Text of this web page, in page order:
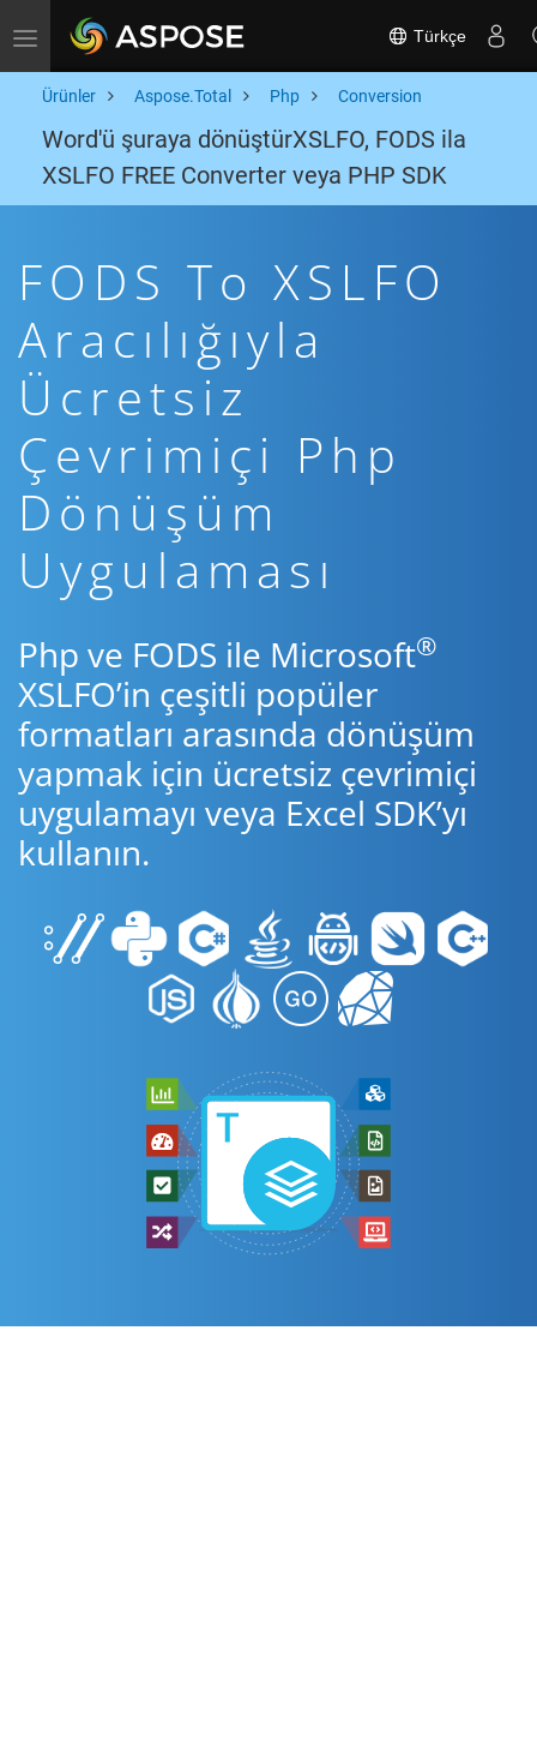
Toggle navigation Türkçe
Ürünler Aspose.Total Php Conversion
Word'ü şuraya dönüştürXSLFO, FODS ila
XSLFO FREE Converter veya PHP SDK
FODS To XSLFO
Aracılığıyla
Ücretsiz
Çevrimiçi Php
Dönüşüm
Uygulaması
Php ve FODS ile Microsoft®
XSLFO’in çeşitli popüler
formatları arasında dönüşüm
yapmak için ücretsiz çevrimiçi
uygulamayı veya Excel SDK’yı
kullanın.